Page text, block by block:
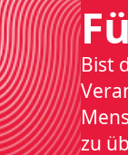
Bist
zu